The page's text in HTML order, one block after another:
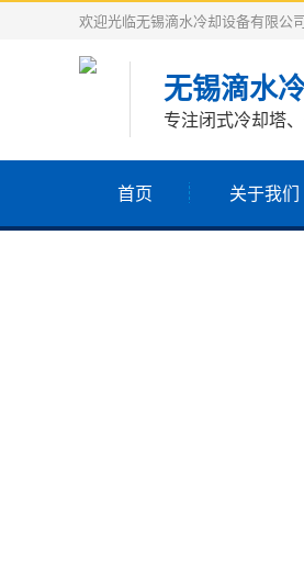
欢迎光临无锡滴水冷却设备有限公司
无锡滴水
专注闭式冷却塔
首页 关于我们